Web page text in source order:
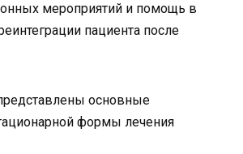
мероприятий и помощь в
пациента после
основные
формы лечения